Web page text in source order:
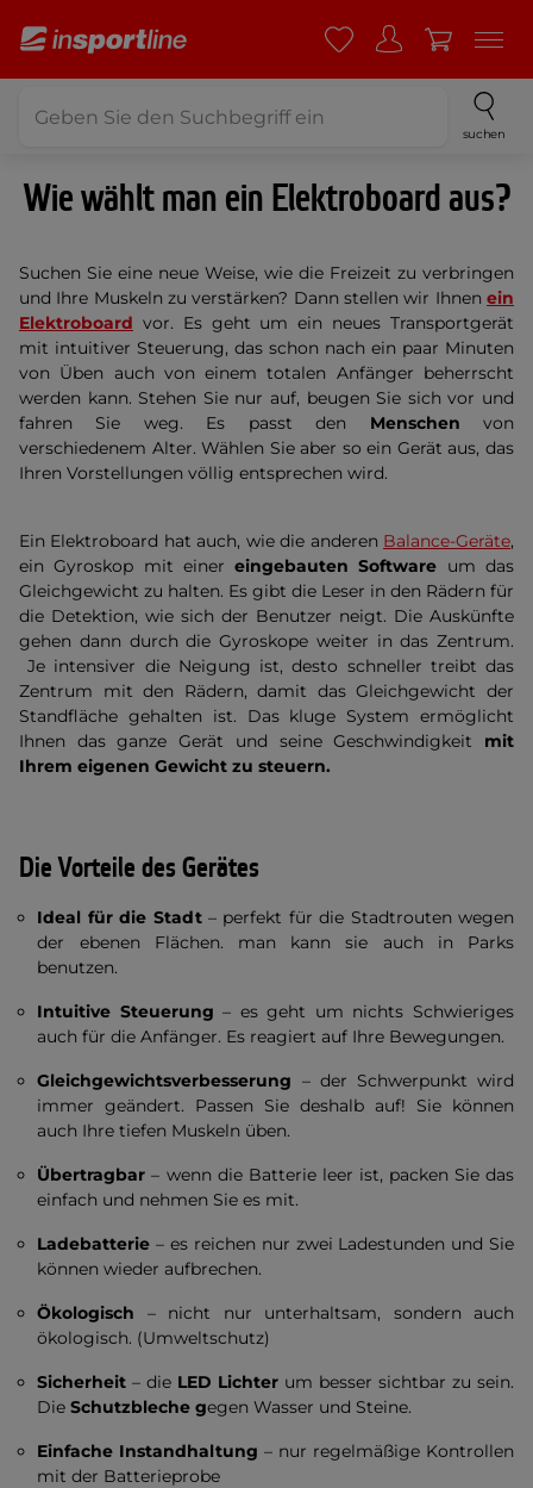
suchen
Wie wählt man ein Elektroboard aus?
Suchen Sie eine neue Weise, wie die Freizeit zu verbringen
und Ihre Muskeln zu verstärken? Dann stellen wir Ihnen ein
Elektroboard vor. Es geht um ein neues Transportgerät
mit intuitiver Steuerung, das schon nach ein paar Minuten
von Üben auch von einem totalen Anfänger beherrscht
werden kann. Stehen Sie nur auf, beugen Sie sich vor und
fahren Sie weg. Es passt den Menschen von
verschiedenem Alter. Wählen Sie aber so ein Gerät aus, das
Ihren Vorstellungen völlig entsprechen wird.
Ein Elektroboard hat auch, wie die anderen Balance-Geräte,
ein Gyroskop mit einer eingebauten Software um das
Gleichgewicht zu halten. Es gibt die Leser in den Rädern für
die Detektion, wie sich der Benutzer neigt. Die Auskünfte
gehen dann durch die Gyroskope weiter in das Zentrum.
Je intensiver die Neigung ist, desto schneller treibt das
Zentrum mit den Rädern, damit das Gleichgewicht der
Standfläche gehalten ist. Das kluge System ermöglicht
Ihnen das ganze Gerät und seine Geschwindigkeit mit
Ihrem eigenen Gewicht zu steuern.
Die Vorteile des Gerätes
Ideal für die Stadt– perfekt für die Stadtrouten wegen
der ebenen Flächen. man kann sie auch in Parks
benutzen.
Intuitive Steuerung – es geht um nichts Schwieriges
auch für die Anfänger. Es reagiert auf Ihre Bewegungen.
Gleichgewichtsverbesserung – der Schwerpunkt wird
immer geändert. Passen Sie deshalb auf! Sie können
auch Ihre tiefen Muskeln üben.
Übertragbar – wenn die Batterie leer ist, packen Sie das
einfach und nehmen Sie es mit.
Ladebatterie – es reichen nur zwei Ladestunden und Sie
können wieder aufbrechen.
Ökologisch – nicht nur unterhaltsam, sondern auch
ökologisch. (Umweltschutz)
Sicherheit – die LED Lichter um besser sichtbar zu sein.
DieSchutzbleche gegen Wasser und Steine.
Einfache Instandhaltung – nur regelmäßige Kontrollen
mit der Batterieprobe